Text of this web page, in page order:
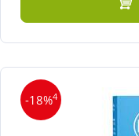
-18%4